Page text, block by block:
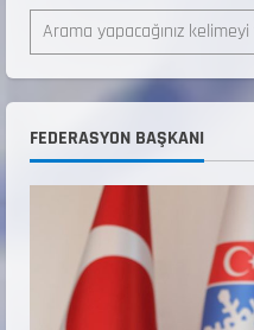
FEDERASYON BAŞKANI
2
ŞAMPİYONASI
22 Temmuz
3
ŞAMPİYONASI
Teknik Kurul
Belirlendi
18 Temmuz